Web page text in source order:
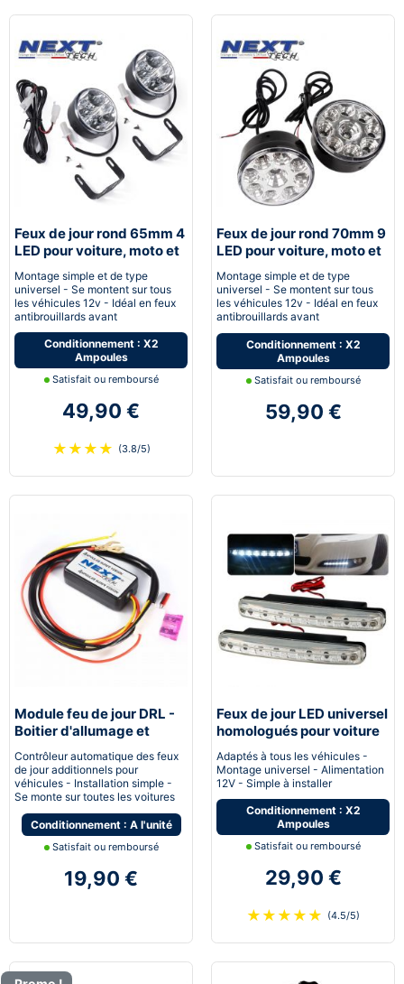
Feux de jour rond 65mm 4
LED pour voiture, moto et
Montage simple et de type
universel - Se montent sur tous
les véhicules 12v - Idéal en feux
antibrouillards avant
Conditionnement : X2
Ampoules
Satisfait ou remboursé
49,90 €
★ ★ ★ ★ (3.8/5)
Feux de jour rond 70mm 9
LED pour voiture, moto et
Montage simple et de type
universel - Se montent sur tous
les véhicules 12v - Idéal en feux
antibrouillards avant
Conditionnement : X2
Ampoules
Satisfait ou remboursé
59,90 €
Module feu de jour DRL -
Boitier d'allumage et
extinction automatique
pour feux de jour Led
Contrôleur automatique des feux
de jour additionnels pour
véhicules - Installation simple -
Se monte sur toutes les voitures
Conditionnement : A l'unité
Satisfait ou remboursé
19,90 €
Feux de jour LED universel
homologués pour voiture
moto quad
Adaptés à tous les véhicules -
Montage universel - Alimentation
12V - Simple à installer
Conditionnement : X2
Ampoules
Satisfait ou remboursé
29,90 €
★ ★ ★ ★ ★ (4.5/5)